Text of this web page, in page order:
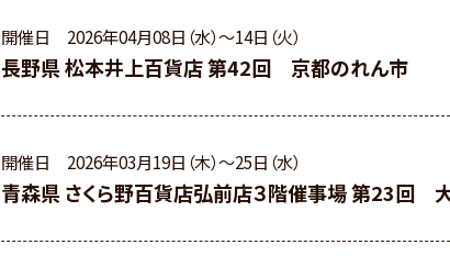
開催日 2026年04月08日（水）〜14日（火）
長野県 松本井上百貨店 第42回 京都のれん市
開催日 2026年03月19日（木）〜25日（水）
青森県 さくら野百貨店弘前店３階催事場 第23回